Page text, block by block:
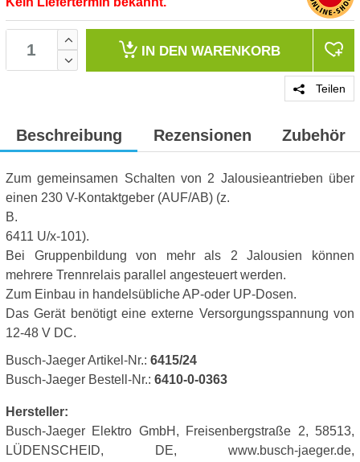
IN DEN WARENKORB
Teilen
Beschreibung Rezensionen Zubehör
Zum gemeinsamen Schalten von 2 Jalousieantrieben über
einen 230 V-Kontaktgeber (AUF/AB) (z.
B.
6411 U/x-101).
Bei Gruppenbildung von mehr als 2 Jalousien können
mehrere Trennrelais parallel angesteuert werden.
Zum Einbau in handelsübliche AP-oder UP-Dosen.
Das Gerät benötigt eine externe Versorgungsspannung von
12-48 V DC.
Busch-Jaeger Artikel-Nr.: 6415/24
Busch-Jaeger Bestell-Nr.: 6410-0-0363
Hersteller:
Busch-Jaeger Elektro GmbH, Freisenbergstraße 2, 58513,
LÜDENSCHEID, DE, www.busch-jaeger.de,